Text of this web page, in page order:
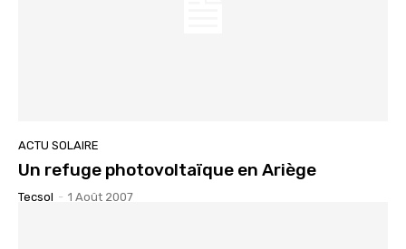
ACTU SOLAIRE
Un refuge photovoltaïque en Ariège
Tecsol - 1 Août 2007